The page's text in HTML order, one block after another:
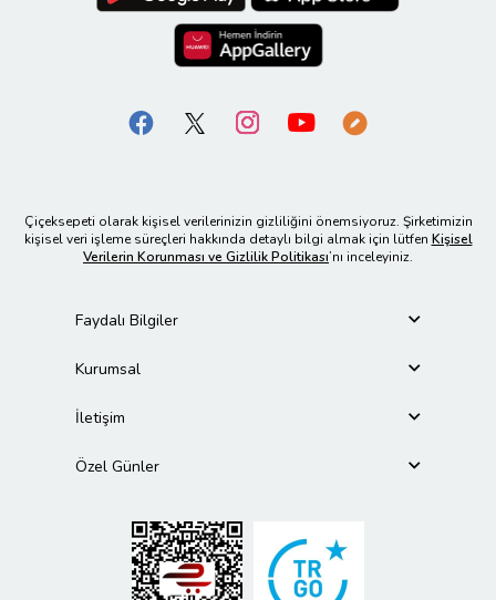
Çiçeksepeti olarak kişisel verilerinizin gizliliğini önemsiyoruz. Şirketimizin
kişisel veri işleme süreçleri hakkında detaylı bilgi almak için lütfen Kişisel
Verilerin Korunması ve Gizlilik Politikası’nı inceleyiniz.
Faydalı Bilgiler
Kurumsal
İletişim
Özel Günler